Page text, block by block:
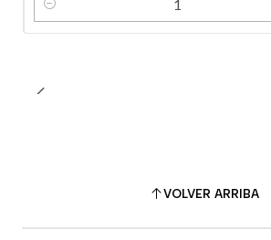
Cantidad
VOLVER ARRIBA